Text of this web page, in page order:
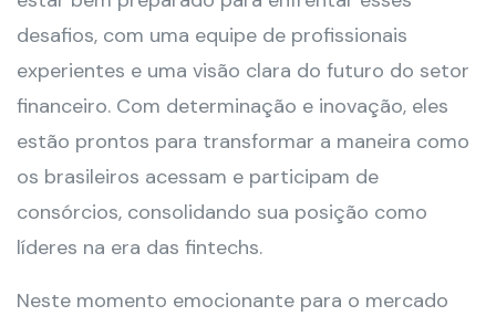
desafios, com uma equipe de profissionais
experientes e uma visão clara do futuro do setor
financeiro. Com determinação e inovação, eles
estão prontos para transformar a maneira como
os brasileiros acessam e participam de
consórcios, consolidando sua posição como
líderes na era das fintechs.
Neste momento emocionante para o mercado